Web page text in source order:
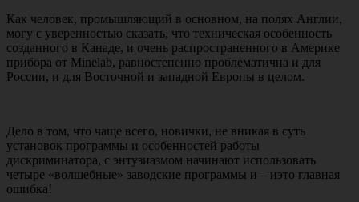
Как человек, промышляющий в основном, на полях Англии,
могу с уверенностью сказать, что техническая особенность
созданного в Канаде, и очень распространенного в Америке
прибора от Minelab, равностепенно проблематична и для
России, и для Восточной и западной Европы в целом.
Дело в том, что чаще всего, новички, не вникая в суть
установок программы и особенностей работы
дискриминатора, с энтузиазмом начинают использовать
четыре «волшебные» заводские программы и – иэто главная
ошибка!